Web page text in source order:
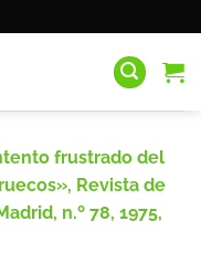
frustrado del
Revista de
n.º 78, 1975,